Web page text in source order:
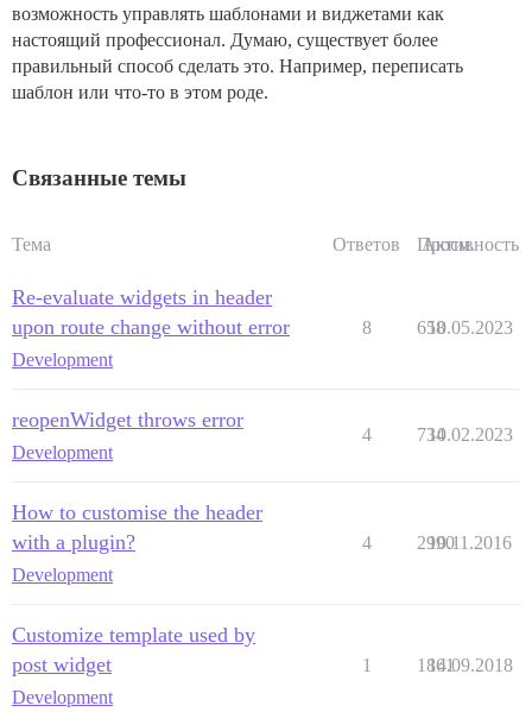
возможность управлять шаблонами и виджетами как
настоящий профессионал. Думаю, существует более
правильный способ сделать это. Например, переписать
шаблон или что-то в этом роде.
Связанные темы
Тема Ответов Просм.
Активность
Re-evaluate widgets in header
upon route change without error
Development
8 658
10.05.2023
reopenWidget throws error
Development
4 734
10.02.2023
How to customise the header
with a plugin?
Development
4 2990
10.11.2016
Customize template used by
post widget
Development
1 1861
14.09.2018